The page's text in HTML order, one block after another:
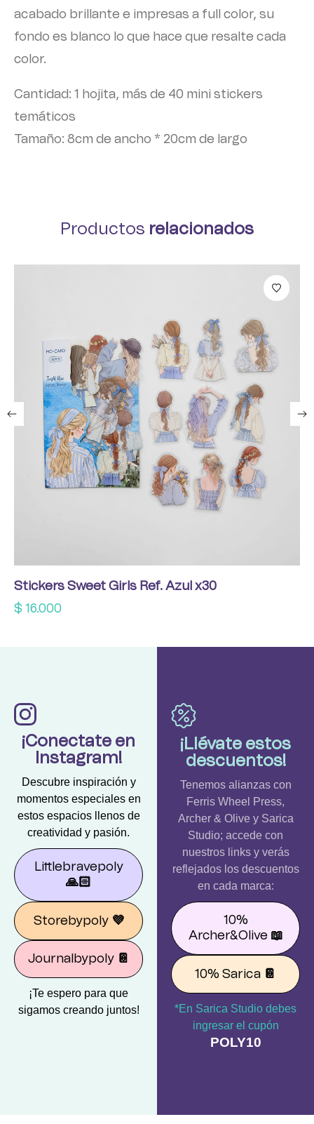
acabado brillante e impresas a full color, su
fondo es blanco lo que hace que resalte cada
color.
Cantidad: 1 hojita, más de 40 mini stickers
temáticos
Tamaño: 8cm de ancho * 20cm de largo
Productos relacionados
Stickers Sweet Girls Ref. Azul x30
$ 16.000
¡Conectate en
Instagram!
Descubre inspiración y
momentos especiales en
estos espacios llenos de
creatividad y pasión.
Littlebravepoly
🙏🏻
Storebypoly 💜
Journalbypoly 📔
¡Te espero para que
sigamos creando juntos!
¡Llévate estos
descuentos!
Tenemos alianzas con
Ferris Wheel Press,
Archer & Olive y Sarica
Studio; accede con
nuestros links y verás
reflejados los descuentos
en cada marca:
10%
Archer&Olive 📖
10% Sarica 📔
*En Sarica Studio debes
ingresar el cupón
POLY10